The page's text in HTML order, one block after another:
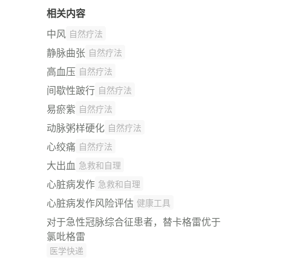
相关内容
中风 自然疗法
静脉曲张 自然疗法
高血压 自然疗法
间歇性跛行 自然疗法
易瘀紫 自然疗法
动脉粥样硬化 自然疗法
心绞痛 自然疗法
大出血 急救和自理
心脏病发作 急救和自理
心脏病发作风险评估 健康工具
对于急性冠脉综合征患者，替卡格雷优于
氯吡格雷
医学快递